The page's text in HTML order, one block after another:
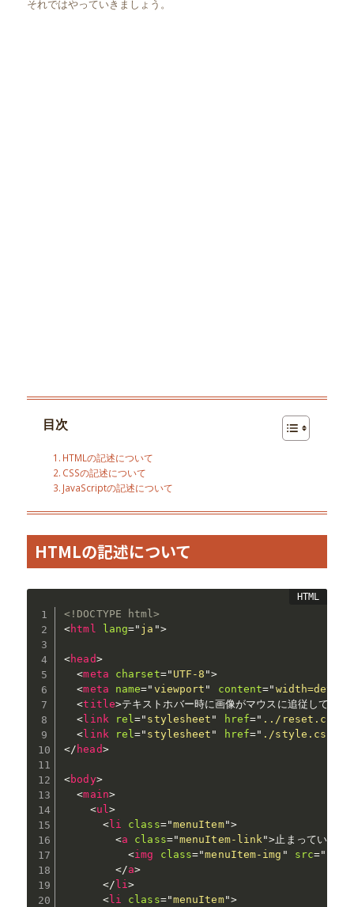
それではやっていきましょう。
目次
HTMLの記述について
CSSの記述について
JavaScriptの記述について
HTMLの記述について
<!DOCTYPE html>
<html lang=" ja ">
<head>
<meta charset=" UTF-8 ">
<meta name=" viewport " content="
<title>テキストホバー時に画像がマウスに追従して慣
< link rel=" stylesheet " href=" ../reset.css
< link rel=" stylesheet " href=" ./style.css
</ head>
<body>
<main>
<ul>
<li class="menuItem">
<a class="menuItem-link">止まっているシ
<img class="menuItem-img " src="
</a>
</ li>
<li class="menuItem">